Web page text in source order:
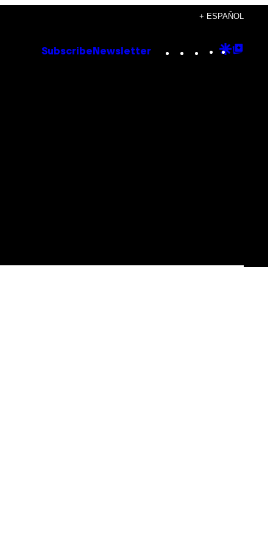
+ ESPAÑOL
Subscribe Newsletter Instagram
TikTok
YouTube
Google